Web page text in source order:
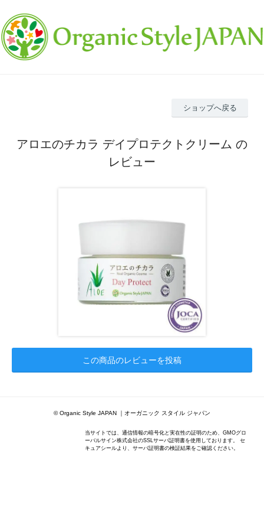
ショップへ戻る
アロエのチカラ デイプロテクトクリーム の
レビュー
この商品のレビューを投稿
© Organic Style JAPAN ｜オーガニック スタイル ジャパン
当サイトでは、通信情報の暗号化と実在性の証明のため、GMOグロ
ーバルサイン株式会社のSSLサーバ証明書を使用しております。 セ
キュアシールより、サーバ証明書の検証結果をご確認ください。